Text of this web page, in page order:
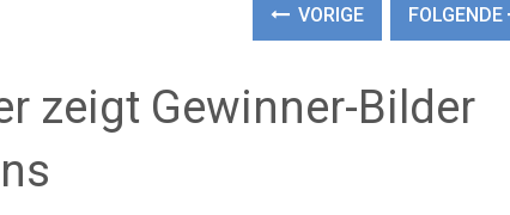
VORIGE FOLGENDE
zeigt Gewinner-Bilder